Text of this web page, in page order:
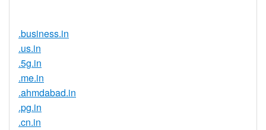
.business.in
.us.in
.5g.in
.me.in
.ahmdabad.in
.pg.in
.cn.in